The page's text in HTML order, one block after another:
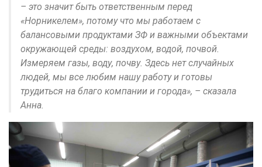
– это значит быть ответственным перед
«Норникелем», потому что мы работаем с
балансовыми продуктами ЗФ и важными объектами
окружающей среды: воздухом, водой, почвой.
Измеряем газы, воду, почву. Здесь нет случайных
людей, мы все любим нашу работу и готовы
трудиться на благо компании и города», – сказала
Анна.